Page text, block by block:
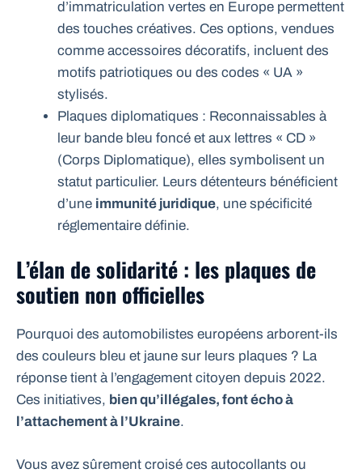
d’immatriculation vertes en Europe permettent
des touches créatives. Ces options, vendues
comme accessoires décoratifs, incluent des
motifs patriotiques ou des codes « UA »
stylisés.
Plaques diplomatiques : Reconnaissables à
leur bande bleu foncé et aux lettres « CD »
(Corps Diplomatique), elles symbolisent un
statut particulier. Leurs détenteurs bénéficient
d’une immunité juridique, une spécificité
réglementaire définie.
L’élan de solidarité : les plaques de
soutien non officielles
Pourquoi des automobilistes européens arborent-ils
des couleurs bleu et jaune sur leurs plaques ? La
réponse tient à l’engagement citoyen depuis 2022.
Ces initiatives, bien qu’illégales, font écho à
l’attachement à l’Ukraine.
Vous avez sûrement croisé ces autocollants ou